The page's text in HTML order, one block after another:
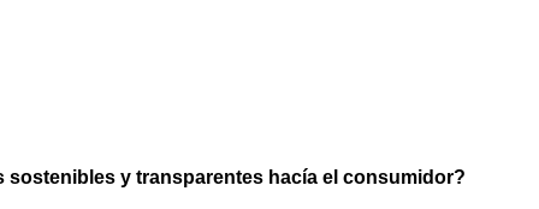
sostenibles y transparentes hacía el consumidor?